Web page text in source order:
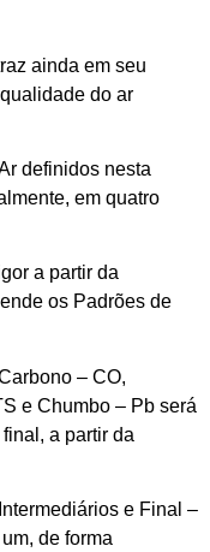
ainda em seu
do ar
definidos nesta
em quatro
a partir da
os Padrões de
– CO,
e Chumbo – Pb será
a partir da
e Final –
de forma